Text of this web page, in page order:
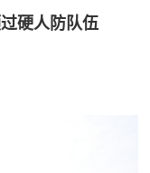
硬人防队伍